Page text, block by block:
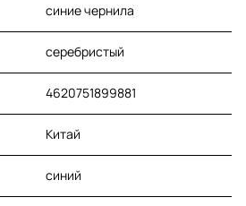
синие чернила
серебристый
4620751899881
Китай
синий